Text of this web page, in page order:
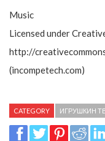
Music
Licensed under
http://
(incompetech.com)
CATEGORY ИГРУШКИН